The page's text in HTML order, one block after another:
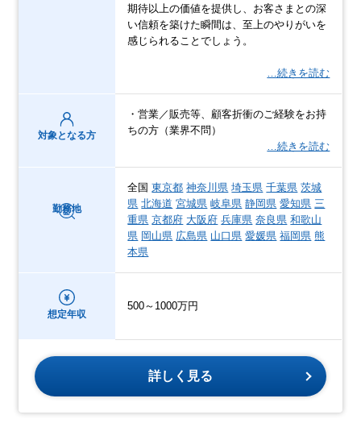
期待以上の価値を提供し、お客さまとの深
い信頼を築けた瞬間は、至上のやりがいを
感じられることでしょう。
…続きを読む
対象となる方
・営業／販売等、顧客折衝のご経験をお持
ちの方（業界不問）
…続きを読む
勤務地
全国東京都 神奈川県 埼玉県 千葉県 茨城
県 北海道 宮城県 岐阜県 静岡県 愛知県 三
重県 京都府 大阪府 兵庫県 奈良県 和歌山
県 岡山県 広島県 山口県 愛媛県 福岡県 熊
本県
想定年収
500～1000万円
詳しく見る